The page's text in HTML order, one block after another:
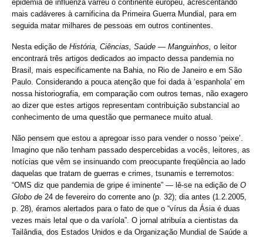
epidemia de influenza varreu o continente europeu, acrescentando
mais cadáveres à carnificina da Primeira Guerra Mundial, para em
seguida matar milhares de pessoas em outros continentes.
Nesta edição de História, Ciências, Saúde — Manguinhos, o leitor
encontrará três artigos dedicados ao impacto dessa pandemia no
Brasil, mais especificamente na Bahia, no Rio de Janeiro e em São
Paulo. Considerando a pouca atenção que foi dada à ‘espanhola’ em
nossa historiografia, em comparação com outros temas, não exagero
ao dizer que estes artigos representam contribuição substancial ao
conhecimento de uma questão que permanece muito atual.
Não pensem que estou a apregoar isso para vender o nosso ‘peixe’.
Imagino que não tenham passado despercebidas a vocês, leitores, as
notícias que vêm se insinuando com preocupante freqüência ao lado
daquelas que tratam de guerras e crimes, tsunamis e terremotos:
“OMS diz que pandemia de gripe é iminente” — lê-se na edição de O
Globo de 24 de fevereiro do corrente ano (p. 32); dia antes (1.2.2005,
p. 28), éramos alertados para o fato de que o “vírus da Ásia é duas
vezes mais letal que o da varíola”. O jornal atribuía a cientistas da
Tailândia, dos Estados Unidos e da Organização Mundial de Saúde a